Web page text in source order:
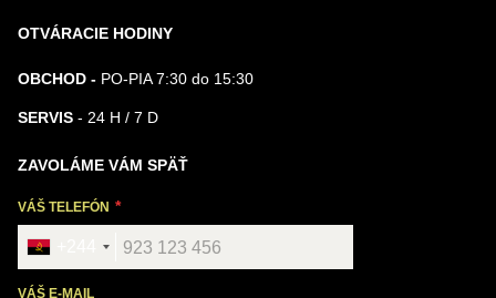
OTVÁRACIE HODINY
OBCHOD - PO-PIA 7:30 do 15:30
SERVIS - 24 H / 7 D
ZAVOLÁME VÁM SPÄŤ
VÁŠ TELEFÓN
VÁŠ E-MAIL